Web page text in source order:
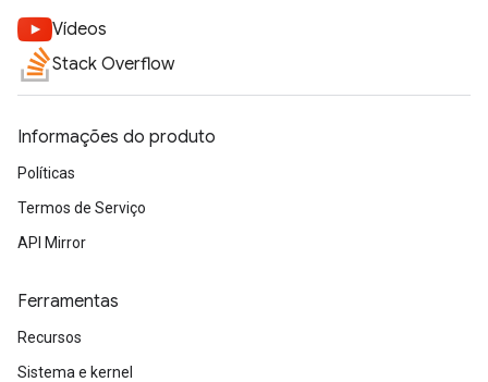
Vídeos
Stack Overflow
Informações do produto
Políticas
Termos de Serviço
API Mirror
Ferramentas
Recursos
Sistema e kernel